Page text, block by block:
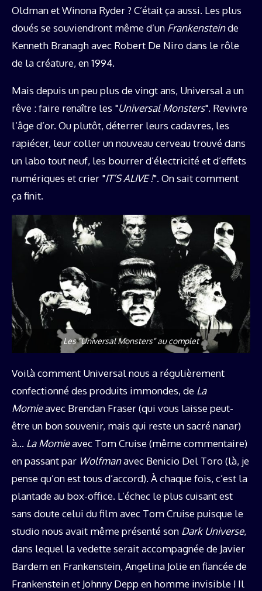
Oldman et Winona Ryder ? C’était ça aussi. Les plus
doués se souviendront même d’un Frankensteinde
Kenneth Branagh avec Robert De Niro dans le rôle
de la créature, en 1994.
Mais depuis un peu plus de vingt ans, Universal a un
rêve : faire renaître les "Universal Monsters". Revivre
l’âge d’or. Ou plutôt, déterrer leurs cadavres, les
rapiécer, leur coller un nouveau cerveau trouvé dans
un labo tout neuf, les bourrer d’électricité et d’effets
numériques et crier "IT’S ALIVE !". On sait comment
ça finit.
Les "Universal Monsters" au complet
Voilà comment Universal nous a régulièrement
confectionné des produits immondes, de La
Momieavec Brendan Fraser (qui vous laisse peut-
être un bon souvenir, mais qui reste un sacré nanar)
à… La Momieavec Tom Cruise (même commentaire)
en passant par Wolfmanavec Benicio Del Toro (là, je
pense qu’on est tous d’accord). À chaque fois, c’est la
plantade au box-office. L’échec le plus cuisant est
sans doute celui du film avec Tom Cruise puisque le
studio nous avait même présenté son Dark Universe,
dans lequel la vedette serait accompagnée de Javier
Bardem en Frankenstein, Angelina Jolie en fiancée de
Frankenstein et Johnny Depp en homme invisible ! Il